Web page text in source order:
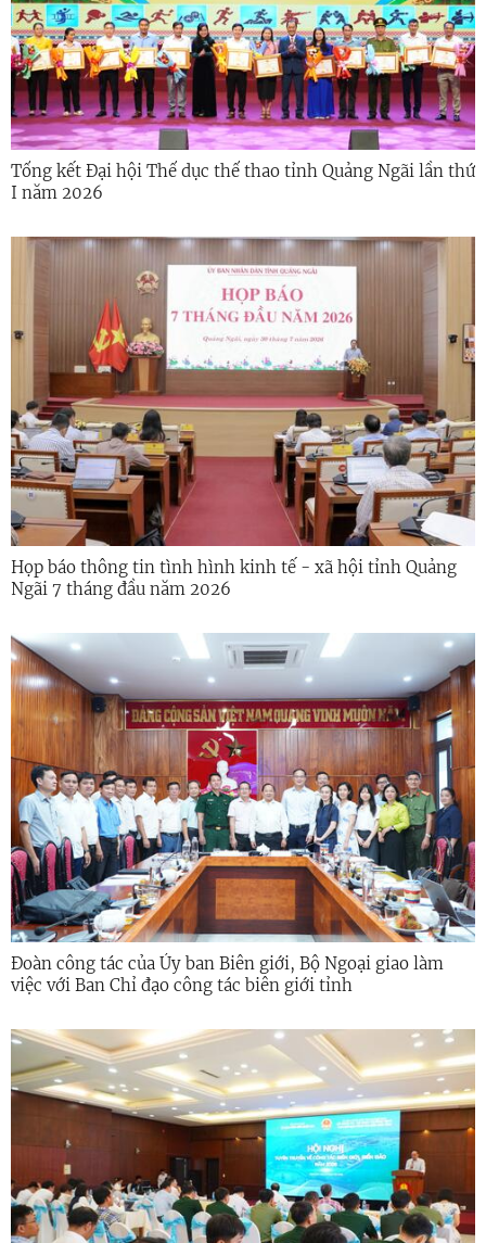
Tổng kết Đại hội Thể dục thể thao tỉnh Quảng Ngãi lần thứ
I năm 2026
Họp báo thông tin tình hình kinh tế - xã hội tỉnh Quảng
Ngãi 7 tháng đầu năm 2026
Đoàn công tác của Ủy ban Biên giới, Bộ Ngoại giao làm
việc với Ban Chỉ đạo công tác biên giới tỉnh